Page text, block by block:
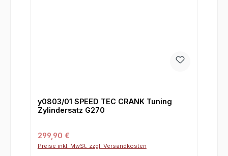
y0803/01 SPEED TEC CRANK Tuning
Zylindersatz G270
Regulärer Preis:
299,90 €
Preise inkl. MwSt. zzgl. Versandkosten